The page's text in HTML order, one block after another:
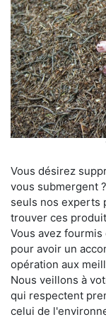
Vous désirez
vous submergent
seuls nos experts
trouver ces
Vous avez
pour avoir un
opération aux
Nous veillons à
qui respectent
celui de